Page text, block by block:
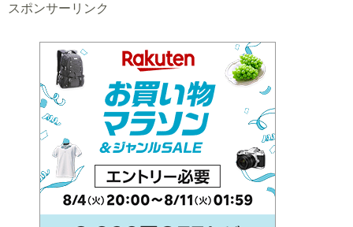
スポンサーリンク